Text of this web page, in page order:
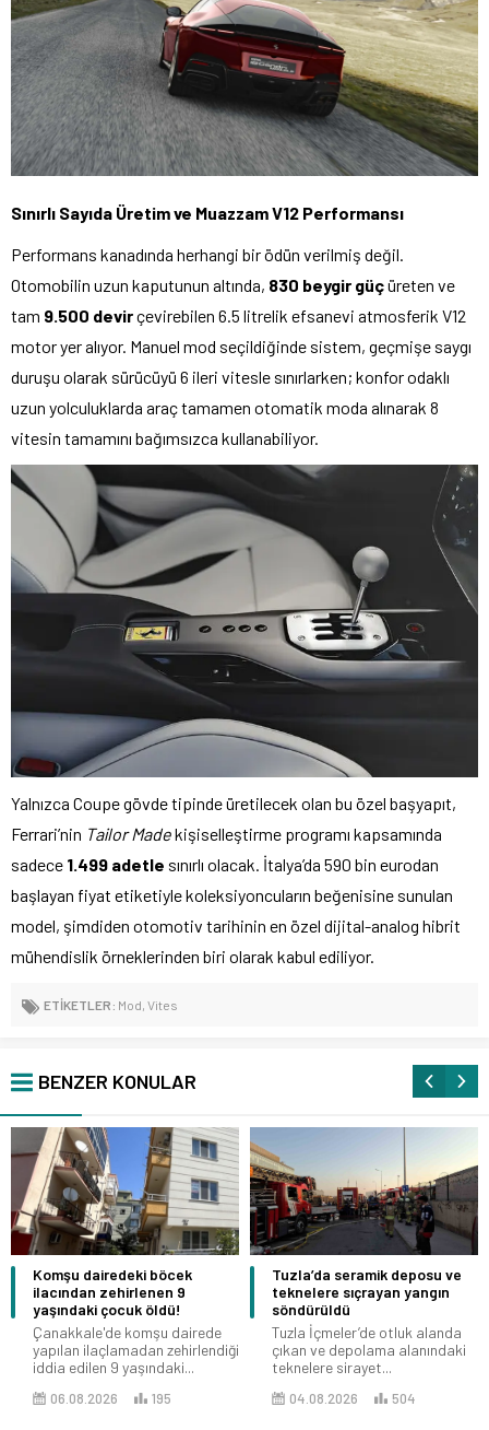
Sınırlı Sayıda Üretim ve Muazzam V12 Performansı
Performans kanadında herhangi bir ödün verilmiş değil.
Otomobilin uzun kaputunun altında, 830 beygir güçüreten ve
tam 9.500 devirçevirebilen 6.5 litrelik efsanevi atmosferik V12
motor yer alıyor. Manuel mod seçildiğinde sistem, geçmişe saygı
duruşu olarak sürücüyü 6 ileri vitesle sınırlarken; konfor odaklı
uzun yolculuklarda araç tamamen otomatik moda alınarak 8
vitesin tamamını bağımsızca kullanabiliyor.
Yalnızca Coupe gövde tipinde üretilecek olan bu özel başyapıt,
Ferrari’nin Tailor Madekişiselleştirme programı kapsamında
sadece 1.499 adetle sınırlı olacak. İtalya’da 590 bin eurodan
başlayan fiyat etiketiyle koleksiyoncuların beğenisine sunulan
model, şimdiden otomotiv tarihinin en özel dijital-analog hibrit
mühendislik örneklerinden biri olarak kabul ediliyor.
ETİKETLER: Mod Vites
BENZER KONULAR
Komşu dairedeki böcek
ilacından zehirlenen 9
yaşındaki çocuk öldü!
Çanakkale'de komşu dairede
yapılan ilaçlamadan zehirlendiği
iddia edilen 9 yaşındaki...
06.08.2026 195
Tuzla’da seramik deposu ve
teknelere sıçrayan yangın
söndürüldü
Tuzla İçmeler’de otluk alanda
çıkan ve depolama alanındaki
teknelere sirayet...
04.08.2026 504